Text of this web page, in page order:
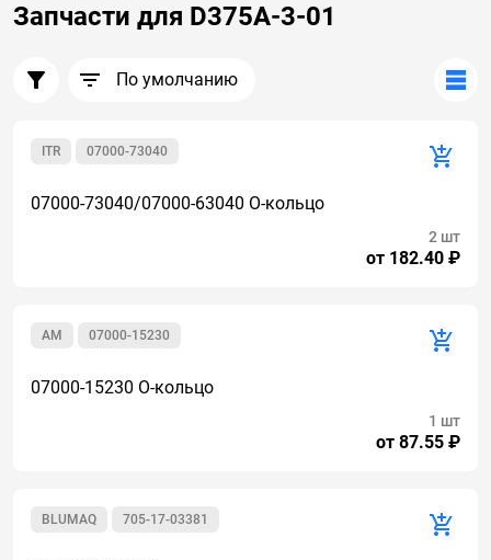
Запчасти для D375A-3-01
По умолчанию
07000-73040
ITR
07000-73040/07000-63040 О-кольцо
от 182.40 ₽
2 шт
07000-15230
AM
07000-15230 О-кольцо
от 87.55 ₽
1 шт
705-17-03381
BLUMAQ